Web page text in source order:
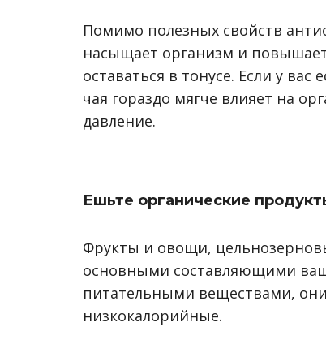
Помимо полезных свойств
насыщает организм и
оставаться в тонусе. Если у
чая гораздо мягче влияет на
давление.
Ешьте органические
Фрукты и овощи,
основными составляющими
питательными веществами,
низкокалорийные.